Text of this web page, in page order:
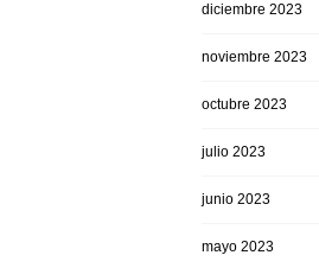
diciembre 2023
noviembre 2023
octubre 2023
julio 2023
junio 2023
mayo 2023